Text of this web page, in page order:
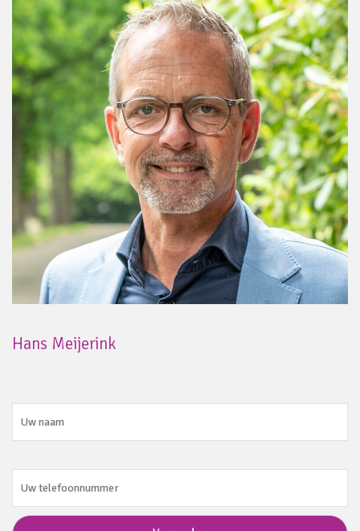
Hans Meijerink